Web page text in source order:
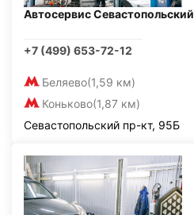
Автосервис Севастопольский
+7 (499) 653-72-12
Беляево(1,59 км)
Коньково(1,87 км)
Севастопольский пр-кт, 95Б